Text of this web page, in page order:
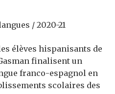
/ 2020-21
élèves hispanisants de
finalisent un
franco-espagnol en
scolaires des